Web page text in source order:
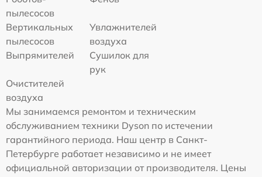
пылесосов
Вертикальных
пылесосов
Увлажнителей
воздуха
Выпрямителей
Сушилок для
рук
Очистителей
воздуха
Мы занимаемся ремонтом и техническим
обслуживанием техники Dyson по истечении
гарантийного периода. Наш центр в Санкт-
Петербурге работает независимо и не имеет
официальной авторизации от производителя. Цены